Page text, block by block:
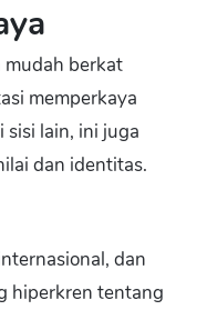
berkat
memperkaya
sisi lain, ini juga
dan identitas.
dan
hiperkren tentang